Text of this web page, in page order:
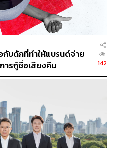
ม่ได้ในวงกว้าง ซึ่งจะลด
ที่ปล่อยสู่ชั้นบรรยากาศได้
ลี่ยนแปลงสภาพภูมิอากาศได้
ช้จ่าย และระยะเวลาในการ
กับดักที่ทำให้แบรนด์จ่าย
ารกู้ชื่อเสียงคืน
142